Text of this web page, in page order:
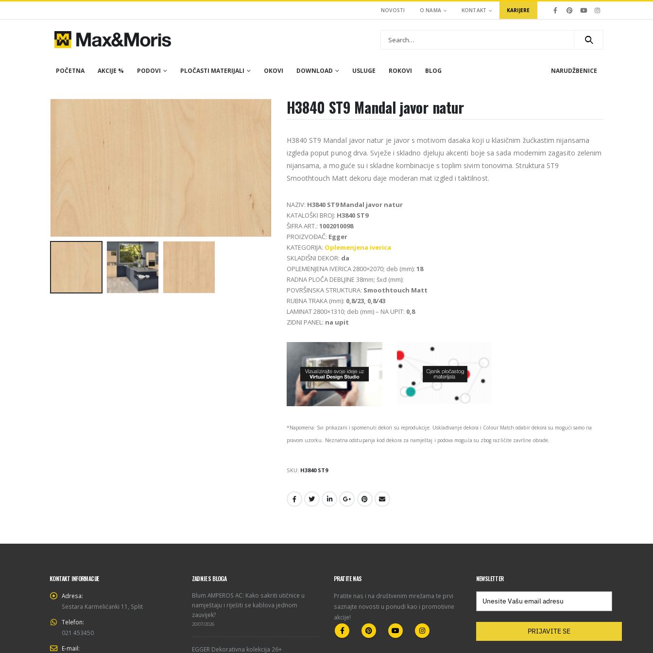
NOVOSTI O NAMA KONTAKT KARIJERE
POČETNA AKCIJE % PODOVI PLOČASTI MATERIJALI OKOVI DOWNLOAD USLUGE ROKOVI BLOG NARUDŽBENICE
H3840 ST9 Mandal javor natur
H3840 ST9 Mandal javor natur je javor s motivom dasaka koji u klasičnim žućkastim nijansama
izgleda poput punog drva. Svježe i skladno djeluju akcenti boje sa sada modernim zagasito zelenim
nijansama, a moguće su i skladne kombinacije s toplim sivim tonovima. Struktura ST9
Smoothtouch Matt dekoru daje moderan mat izgled i taktilnost.
NAZIV: H3840 ST9 Mandal javor natur
KATALOŠKI BROJ: H3840 ST9
ŠIFRA ART.: 1002010098
PROIZVOĐAČ: Egger
KATEGORIJA: Oplemenjena iverica
SKLADIŠNI DEKOR: da
OPLEMENJENA IVERICA 2800×2070; deb (mm): 18
RADNA PLOČA DEBLJINE 38mm; šxd (mm):
POVRŠINSKA STRUKTURA: Smoothtouch Matt
RUBNA TRAKA (mm): 0,8/23, 0,8/43
LAMINAT 2800×1310; deb (mm) – NA UPIT: 0,8
ZIDNI PANEL: na upit
*Napomena: Svi prikazani i spomenuti dekori su reprodukcije. Usklađivanje dekora i Colour Match odabir dekora su mogući samo na
pravom uzorku. Neznatna odstupanja kod dekora za namještaj i podova moguća su zbog različite završne obrade.
SKU: H3840 ST9
KONTAKT INFORMACIJE
Adresa:
Sestara Karmelićanki 11, Split
Telefon:
021 453450
E-mail:
ZADNJE S BLOGA
Blum AMPEROS AC: Kako sakriti utičnice u
namještaju i riješiti se kablova jednom
zauvijek?
20/07/2026
EGGER Dekorativna kolekcija 26+
PRATITE NAS
Pratite nas i na društvenim mrežama te prvi
saznajte novosti u ponudi kao i promotivne
akcije!
NEWSLETTER
PRIJAVITE SE